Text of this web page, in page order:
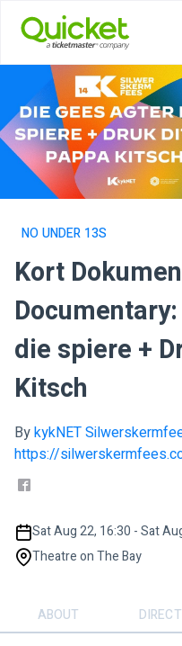
NO UNDER 13S
Kort
die spiere +
Kitsch
BykykNET
https://
Sat Aug 22, 16:30 - Sat
Theatre on The Bay
ABOUT